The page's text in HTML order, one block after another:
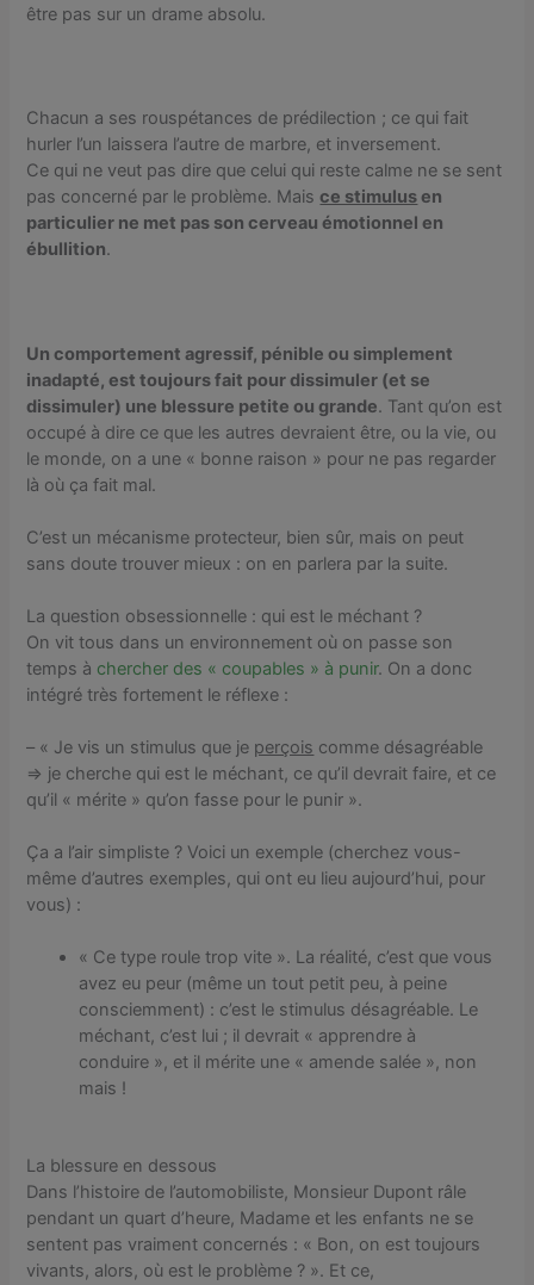
être pas sur un drame absolu.
Chacun a ses rouspétances de prédilection ; ce qui fait
hurler l’un laissera l’autre de marbre, et inversement.
Ce qui ne veut pas dire que celui qui reste calme ne se sent
pas concerné par le problème. Maisce stimulusen
particulier ne met pas son cerveau émotionnel en
ébullition.
Un comportement agressif, pénible ou simplement
inadapté, est toujours fait pour dissimuler (et se
dissimuler) une blessure petite ou grande. Tant qu’on est
occupé à dire ce que les autres devraient être, ou la vie, ou
le monde, on a une « bonne raison » pour ne pas regarder
là où ça fait mal.
C’est un mécanisme protecteur, bien sûr, mais on peut
sans doute trouver mieux : on en parlera par la suite.
La question obsessionnelle : qui est le méchant ?
On vit tous dans un environnement où on passe son
temps à chercher des « coupables » à punir. On a donc
intégré très fortement le réflexe :
– « Je vis un stimulus que je perçois comme désagréable
=> je cherche qui est le méchant, ce qu’il devrait faire, et ce
qu’il « mérite » qu’on fasse pour le punir ».
Ça a l’air simpliste ? Voici un exemple (cherchez vous-
même d’autres exemples, qui ont eu lieu aujourd’hui, pour
vous) :
« Ce type roule trop vite ». La réalité, c’est que vous
avez eu peur (même un tout petit peu, à peine
consciemment) : c’est le stimulus désagréable. Le
méchant, c’est lui ; il devrait « apprendre à
conduire », et il mérite une « amende salée », non
mais !
La blessure en dessous
Dans l’histoire de l’automobiliste, Monsieur Dupont râle
pendant un quart d’heure, Madame et les enfants ne se
sentent pas vraiment concernés : « Bon, on est toujours
vivants, alors, où est le problème ? ». Et ce,